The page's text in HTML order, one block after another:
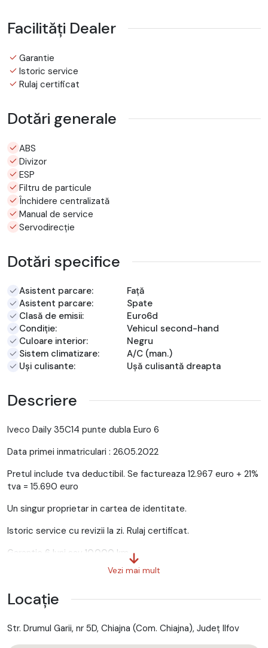
Facilități Dealer
Garantie
Istoric service
Rulaj certificat
Dotări generale
ABS
Divizor
ESP
Filtru de particule
Închidere centralizată
Manual de service
Servodirecție
Dotări specifice
Asistent parcare:
Față
Asistent parcare:
Spate
Clasă de emisii:
Euro6d
Condiție:
Vehicul second-hand
Culoare interior:
Negru
Sistem climatizare:
A/C (man.)
Uși culisante:
Ușă culisantă dreapta
Descriere
Iveco Daily 35C14 punte dubla Euro 6
Data primei inmatriculari : 26.05.2022
Pretul include tva deductibil. Se factureaza 12.967 euro + 21%
tva = 15.690 euro
Un singur proprietar in cartea de identitate.
Istoric service cu revizii la zi. Rulaj certificat.
Garantie 6 luni sau 10.000 km.
Garantia se poate extinde pana la 3 ani fara limita de km -
multe detalii!
Auto se poate finanta atat pentru persoane fizice cat si
pentru persoane juridice.
Vezi mai mult
Locație
Str. Drumul Garii, nr 5D, Chiajna (Com. Chiajna), Județ Ilfov